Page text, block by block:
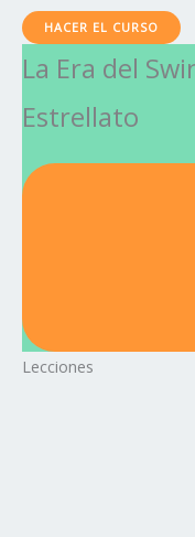
HACER EL CURSO
La Era del
Estrellato
Lecciones